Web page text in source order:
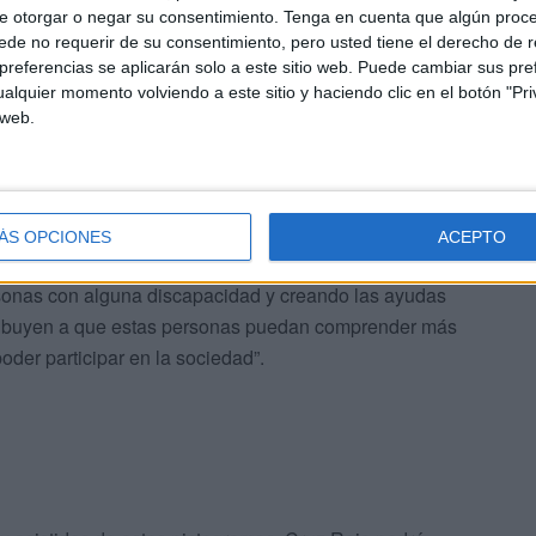
otorgar o negar su consentimiento. Tenga en cuenta que algún
no requerir de su consentimiento, pero usted tiene el derecho de
se aplicarán solo a este sitio web. Puede cambiar sus
momento volviendo a este sitio y haciendo clic en el botón
OPCIONES ACEPTO
Oficial de Psicólogos de Ceuta, IMSERSO, CETI,
Cruz Roja, Delegación del Gobierno y Consejería
es que todos los usuarios de SAAC de Ceuta
un lenguaje pictográfico común para todos”,
Accesibilidad Cognitiva y Lectura Fácil. Los
agradecer a Cruz Roja de Ceuta que se haya
Incluso, añadieron que “las entidades que se unen a
con alguna discapacidad y creando las ayudas
a que estas personas puedan comprender más
participar en la sociedad”.